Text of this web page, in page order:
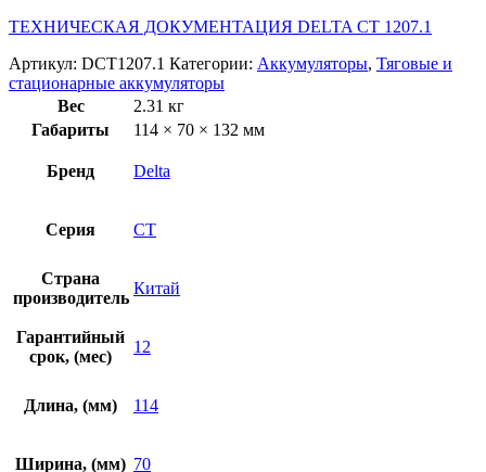
ТЕХНИЧЕСКАЯ ДОКУМЕНТАЦИЯ DELTA CT 1207.1
Артикул: DCT1207.1 Категории: Аккумуляторы, Тяговые и
стационарные аккумуляторы
Вес
2.31 кг
Габариты
114 × 70 × 132 мм
Бренд Delta
Серия CT
Страна
производитель
Китай
Гарантийный
срок, (мес)
12
Длина, (мм) 114
Ширина, (мм) 70